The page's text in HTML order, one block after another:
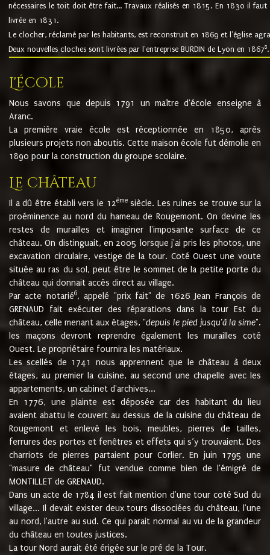
nécessaires le toit doit être fait... Travaux réalisés en 1815. En 1830 il
livrée en 1831.
Le clocher, réclamé par les habitants, est reconstruit en 1869 et l'église
Deux nouvelles cloches sont livrées par l'entreprise BURDIN de Lyon en 18678.
L'école
Nous savons que depuis 1791 un maître d'école enseigne à
Aranc.
La première vraie école est réceptionnée en 1850, après
plusieurs projets non aboutis. Cette maison école fut démolie en
1890 pour la construction du groupe scolaire.
Le château
Il a dû être établi vers le 12èmesiècle. Les ruines se trouve sur la
proéminence au nord du hameau de Rougemont. On devine les
restes de murailles et imaginer l'imposante surface de ce
château. On distinguait, en 2005 lorsque j'ai pris les photos, une
excavation circulaire, vestige de la tour. Coté Ouest une voute
située au ras du sol, peut être le sommet de la petite porte du
château qui donnait accès direct au village.
Par acte notarié6, appelé "prix fait" de 1626 Jean François de
GRENAUD fait exécuter des réparations dans la tour Est du
château, celle menant aux étages, "depuis le pied jusqu'à la sime".
les maçons devront reprendre également les murailles coté
Ouest. Le propriétaire fournira les matériaux.
Les scellés de 1741 nous apprennent que le château à deux
étages, au premier la cuisine, au second une chapelle avec les
appartements, un cabinet d'archives...
En 1776, une plainte est déposée car des habitant du lieu
avaient abattu le couvert au dessus de la cuisine du château de
Rougemont et enlevé les bois, meubles, pierres de tailles,
ferrures des portes et fenêtres et effets qui s’y trouvaient. Des
charriots de pierres partaient pour Corlier. En juin 1795 une
"masure de château" fut vendue comme bien de l'émigré de
MONTILLET de GRENAUD.
Dans un acte de 1784 il est fait mention d'une tour coté Sud du
village... Il devait exister deux tours dissociées du château, l'une
au nord, l'autre au sud. Ce qui parait normal au vu de la grandeur
du château en toutes justices.
La tour Nord aurait été érigée sur le pré de la Tour.